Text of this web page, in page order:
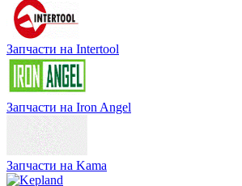
Запчасти на Intertool
Запчасти на Iron Angel
Запчасти на Kama